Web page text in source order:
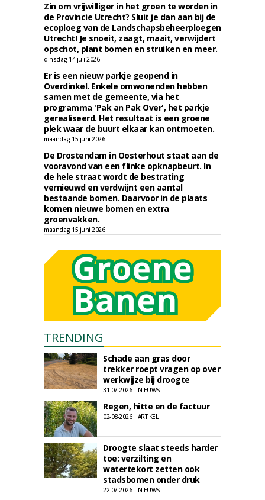
Zin om vrijwilliger in het groen te worden in
de Provincie Utrecht? Sluit je dan aan bij de
ecoploeg van de Landschapsbeheerploegen
Utrecht! Je snoeit, zaagt, maait, verwijdert
opschot, plant bomen en struiken en meer.
dinsdag 14 juli 2026
Er is een nieuw parkje geopend in
Overdinkel. Enkele omwonenden hebben
samen met de gemeente, via het
programma 'Pak an Pak Over', het parkje
gerealiseerd. Het resultaat is een groene
plek waar de buurt elkaar kan ontmoeten.
maandag 15 juni 2026
De Drostendam in Oosterhout staat aan de
vooravond van een flinke opknapbeurt. In
de hele straat wordt de bestrating
vernieuwd en verdwijnt een aantal
bestaande bomen. Daarvoor in de plaats
komen nieuwe bomen en extra
groenvakken.
maandag 15 juni 2026
TRENDING
Schade aan gras door
trekker roept vragen op over
werkwijze bij droogte
31-07-2026 | NIEUWS
Regen, hitte en de factuur
02-08-2026 | ARTIKEL
Droogte slaat steeds harder
toe: verzilting en
watertekort zetten ook
stadsbomen onder druk
22-07-2026 | NIEUWS